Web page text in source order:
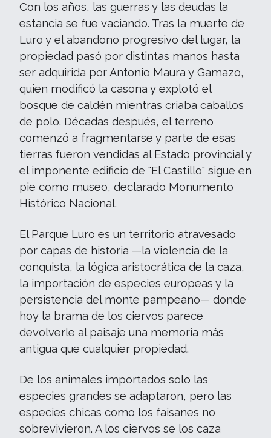
Con los años, las guerras y las deudas la
estancia se fue vaciando. Tras la muerte de
Luro y el abandono progresivo del lugar, la
propiedad pasó por distintas manos hasta
ser adquirida por Antonio Maura y Gamazo,
quien modificó la casona y explotó el
bosque de caldén mientras criaba caballos
de polo. Décadas después, el terreno
comenzó a fragmentarse y parte de esas
tierras fueron vendidas al Estado provincial y
el imponente edificio de "El Castillo" sigue en
pie como museo, declarado Monumento
Histórico Nacional.
El Parque Luro es un territorio atravesado
por capas de historia —la violencia de la
conquista, la lógica aristocrática de la caza,
la importación de especies europeas y la
persistencia del monte pampeano— donde
hoy la brama de los ciervos parece
devolverle al paisaje una memoria más
antigua que cualquier propiedad.
De los animales importados solo las
especies grandes se adaptaron, pero las
especies chicas como los faisanes no
sobrevivieron. A los ciervos se los caza